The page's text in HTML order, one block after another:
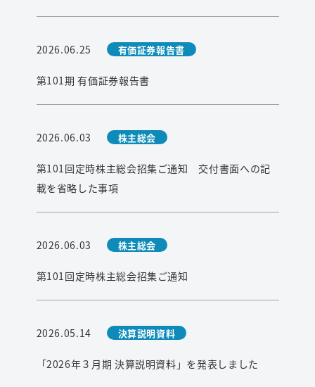
2026.06.25 有価証券報告書
第101期 有価証券報告書
2026.06.03 株主総会
第101回定時株主総会招集ご通知 交付書面への記
載を省略した事項
2026.06.03 株主総会
第101回定時株主総会招集ご通知
2026.05.14 決算説明資料
「2026年３月期 決算説明資料」を発表しました